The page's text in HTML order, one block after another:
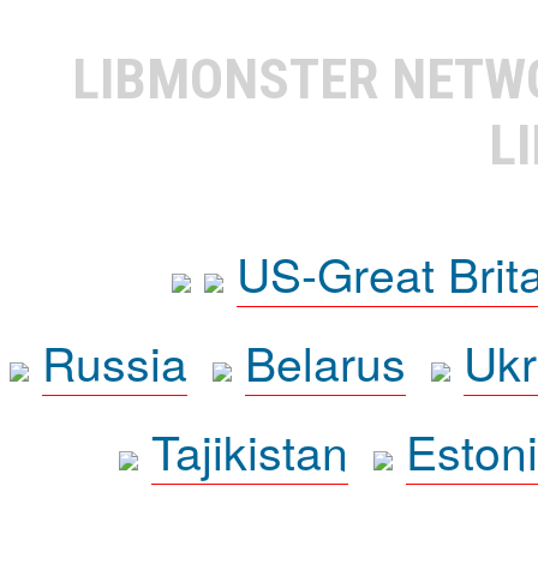
LIBMONSTER
US-Great
Russia
Belarus
Tajikistan